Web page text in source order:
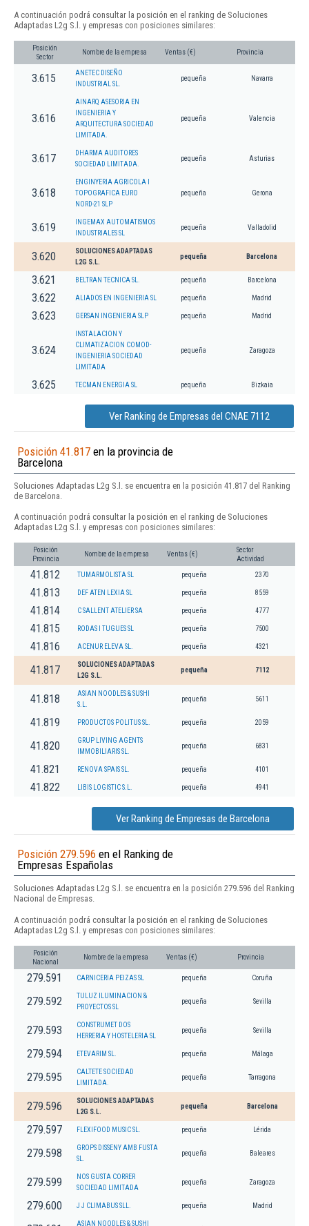
A continuación podrá consultar la posición en el ranking de Soluciones
Adaptadas L2g S.l. y empresas con posiciones similares:
Posición
Sector
Nombre de la empresa Ventas (€) Provincia
3.615
ANETEC DISEÑO
INDUSTRIAL SL.
pequeña Navarra
3.616
AINARQ ASESORIA EN
INGENIERIA Y
ARQUITECTURA SOCIEDAD
LIMITADA.
pequeña Valencia
3.617
DHARMA AUDITORES
SOCIEDAD LIMITADA.
pequeña Asturias
3.618
ENGINYERIA AGRICOLA I
TOPOGRAFICA EURO
NORD-21 SLP
pequeña Gerona
3.619
INGEMAX AUTOMATISMOS
INDUSTRIALES SL
pequeña Valladolid
3.620
SOLUCIONES ADAPTADAS
L2G S.L.
pequeña Barcelona
3.621 BELTRAN TECNICA SL. pequeña Barcelona
3.622 ALIADOS EN INGENIERIA SL pequeña Madrid
3.623 GERSAN INGENIERIA SLP pequeña Madrid
3.624
INSTALACION Y
CLIMATIZACION COMOD-
INGENIERIA SOCIEDAD
LIMITADA
pequeña Zaragoza
3.625 TECMAN ENERGIA SL pequeña Bizkaia
Ver Ranking de Empresas del CNAE 7112
Posición 41.817 en la provincia de
Barcelona
Soluciones Adaptadas L2g S.l. se encuentra en la posición 41.817 del Ranking
de Barcelona.
A continuación podrá consultar la posición en el ranking de Soluciones
Adaptadas L2g S.l. y empresas con posiciones similares:
Posición
Provincia
Nombre de la empresa Ventas (€)
Sector
Actividad
41.812 TUMARMOLISTA SL pequeña 2370
41.813 DEF ATEN LEXIA SL pequeña 8559
41.814 C SALLENT ATELIER SA pequeña 4777
41.815 RODAS I TUGUES SL pequeña 7500
41.816 ACENUR ELEVA SL. pequeña 4321
41.817
SOLUCIONES ADAPTADAS
L2G S.L.
pequeña 7112
41.818
ASIAN NOODLES & SUSHI
S.L.
pequeña 5611
41.819 PRODUCTOS POLITUS SL. pequeña 2059
41.820
GRUP LIVING AGENTS
IMMOBILIARIS SL.
pequeña 6831
41.821 RENOVA SPAIS SL. pequeña 4101
41.822 LIBIS LOGISTIC S.L. pequeña 4941
Ver Ranking de Empresas de Barcelona
Posición 279.596 en el Ranking de
Empresas Españolas
Soluciones Adaptadas L2g S.l. se encuentra en la posición 279.596 del Ranking
Nacional de Empresas.
A continuación podrá consultar la posición en el ranking de Soluciones
Adaptadas L2g S.l. y empresas con posiciones similares:
Posición
Nacional
Nombre de la empresa Ventas (€) Provincia
279.591 CARNICERIA PEIZAS SL pequeña Coruña
279.592
TULUZ ILUMINACION &
PROYECTOS SL
pequeña Sevilla
279.593
CONSTRUMET DOS
HERRERIA Y HOSTELERIA SL
pequeña Sevilla
279.594 ETEVARIM SL. pequeña Málaga
279.595
CALTETE SOCIEDAD
LIMITADA.
pequeña Tarragona
279.596
SOLUCIONES ADAPTADAS
L2G S.L.
pequeña Barcelona
279.597 FLEXIFOOD MUSIC SL. pequeña Lérida
279.598
GROPS DISSENY AMB FUSTA
SL.
pequeña Baleares
279.599
NOS GUSTA CORRER
SOCIEDAD LIMITADA
pequeña Zaragoza
279.600 J J CLIMABUS SLL. pequeña Madrid
ASIAN NOODLES & SUSHI